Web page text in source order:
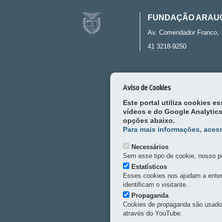
Navegação
principal
FUNDAÇÃO
Av. Comendador
41 3218-9250
Aviso de Cookies
Este portal utiliza cookies
vídeos e do Google
opções abaixo.
Para mais informações,
Necessários
Sem esse tipo de cookie, nosso
Estatísticos
Esses cookies nos ajudam a
identificam o visitante.
Propaganda
Cookies de propaganda são
através do YouTube.